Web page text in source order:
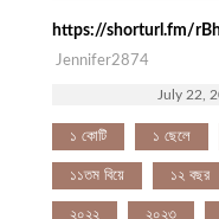
https://shorturl.fm/
Jennifer2874
July 22,
১ কোটি ১ ছেলে
১১তম বিয়ে ১২ বছর
২০২২ ২০২৩